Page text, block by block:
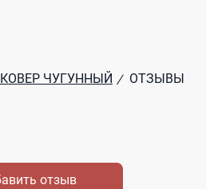
ЧУГУННЫЙ / ОТЗЫВЫ
отзыв